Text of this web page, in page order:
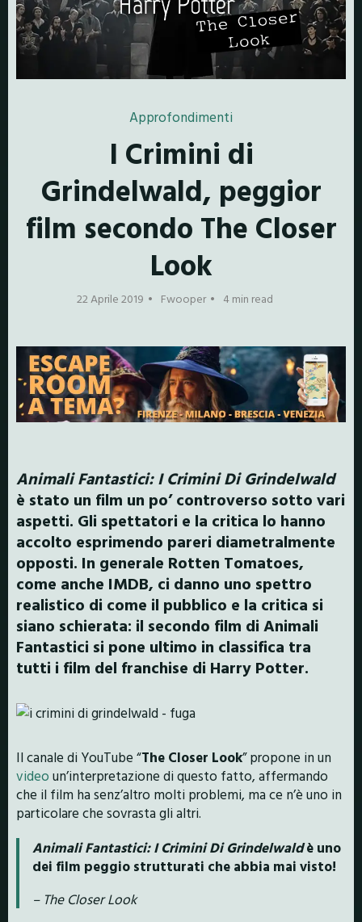
Approfondimenti
I Crimini di
Grindelwald, peggior
film secondo The Closer
Look
22 Aprile 2019 Fwooper 4 min read
Animali Fantastici: I Crimini Di Grindelwald
è stato un film un po’ controverso sotto vari
aspetti. Gli spettatori e la critica lo hanno
accolto esprimendo pareri diametralmente
opposti. In generale Rotten Tomatoes,
come anche IMDB, ci danno uno spettro
realistico di come il pubblico e la critica si
siano schierata: il secondo film di Animali
Fantastici si pone ultimo in classifica tra
tutti i film del franchise di Harry Potter.
Il canale di YouTube “The Closer Look” propone in un
video un’interpretazione di questo fatto, affermando
che il film ha senz’altro molti problemi, ma ce n’è uno in
particolare che sovrasta gli altri.
Animali Fantastici: I Crimini Di Grindelwaldè uno
dei film peggio strutturati che abbia mai visto!
– The Closer Look